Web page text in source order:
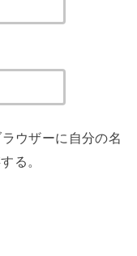
ウザーに自分の名
る。